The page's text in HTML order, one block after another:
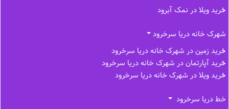
خرید ویلا در نمک آبرود
شهرک خانه دریا سرخرود
خرید زمین در شهرک خانه دریا سرخرود
خرید آپارتمان در شهرک خانه دریا سرخرود
خرید ویلا در شهرک خانه دریا سرخرود
خط دریا سرخرود